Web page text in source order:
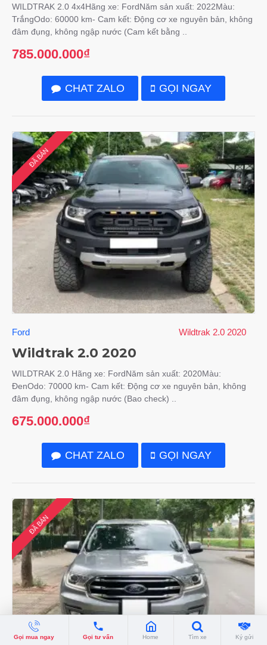
WILDTRAK 2.0 4x4Hãng xe: FordNăm sản xuất: 2022Màu:
TrắngOdo: 60000 km- Cam kết: Động cơ xe nguyên bản, không
đâm đụng, không ngập nước (Cam kết bằng ..
785.000.000₫
CHAT ZALO GỌI NGAY
ĐÃ BÁN
Ford Wildtrak 2.0 2020
Wildtrak 2.0 2020
WILDTRAK 2.0 Hãng xe: FordNăm sản xuất: 2020Màu:
ĐenOdo: 70000 km- Cam kết: Động cơ xe nguyên bản, không
đâm đụng, không ngập nước (Bao check) ..
675.000.000₫
CHAT ZALO GỌI NGAY
ĐÃ BÁN
Gọi mua ngay Gọi tư vấn Home Tìm xe Ký gửi